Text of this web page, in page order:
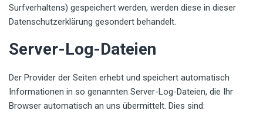
Surfverhaltens) gespeichert werden, werden diese in dieser
Datenschutzerklärung gesondert behandelt.
Server-Log-Dateien
Der Provider der Seiten erhebt und speichert automatisch
Informationen in so genannten Server-Log-Dateien, die Ihr
Browser automatisch an uns übermittelt. Dies sind: